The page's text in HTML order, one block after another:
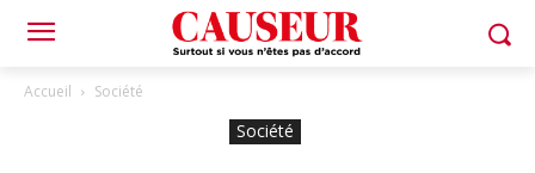
Accueil Société
Société